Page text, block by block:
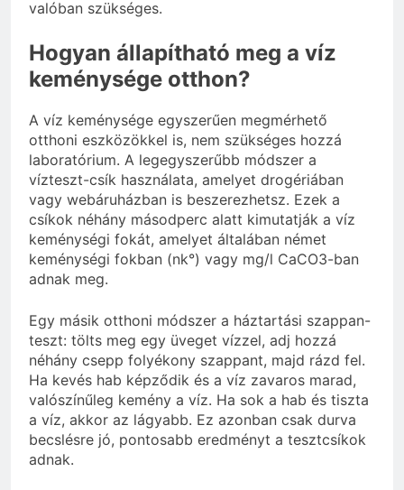
valóban szükséges.
Hogyan állapítható meg a víz
keménysége otthon?
A víz keménysége egyszerűen megmérhető
otthoni eszközökkel is, nem szükséges hozzá
laboratórium. A legegyszerűbb módszer a
vízteszt-csík használata, amelyet drogériában
vagy webáruházban is beszerezhetsz. Ezek a
csíkok néhány másodperc alatt kimutatják a víz
keménységi fokát, amelyet általában német
keménységi fokban (nk°) vagy mg/l CaCO3-ban
adnak meg.
Egy másik otthoni módszer a háztartási szappan-
teszt: tölts meg egy üveget vízzel, adj hozzá
néhány csepp folyékony szappant, majd rázd fel.
Ha kevés hab képződik és a víz zavaros marad,
valószínűleg kemény a víz. Ha sok a hab és tiszta
a víz, akkor az lágyabb. Ez azonban csak durva
becslésre jó, pontosabb eredményt a tesztcsíkok
adnak.